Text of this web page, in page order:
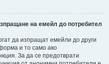
на емейл до потребител
да изпращат емейли до други
и то само ако
За да се предотврати